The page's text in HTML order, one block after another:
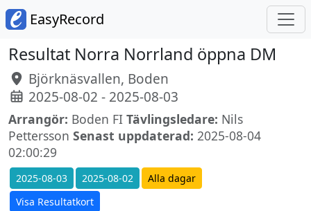
EasyRecord
Resultat Norra Norrland öppna DM
Björknäsvallen, Boden
2025-08-02 - 2025-08-03
Arrangör: Boden FI Tävlingsledare: Nils
Pettersson Senast uppdaterad: 2025-08-04
02:00:29
2025-08-03 2025-08-02
Alla dagar
Visa Resultatkort